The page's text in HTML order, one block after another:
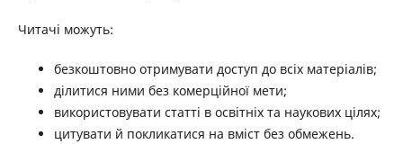
Читачі можуть:
безкоштовно отримувати доступ до всіх матеріалів;
ділитися ними без комерційної мети;
використовувати статті в освітніх та наукових цілях;
цитувати й покликатися на вміст без обмежень.